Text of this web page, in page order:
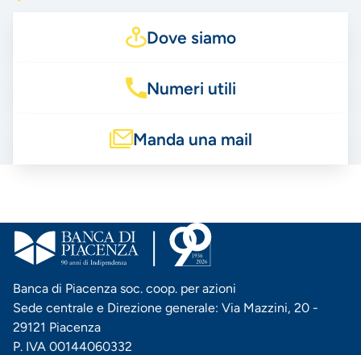
Dove siamo
Numeri utili
Manda una mail
Banca di Piacenza soc. coop. per azioni
Sede centrale e Direzione generale: Via Mazzini, 20 -
29121 Piacenza
P. IVA 00144060332